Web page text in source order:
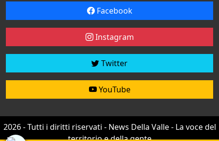
Facebook
Instagram
Twitter
YouTube
2026 - Tutti i diritti riservati - News Della Valle - La voce del
territorio e della gente